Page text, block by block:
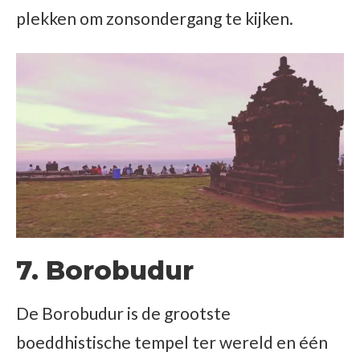
plekken om zonsondergang te kijken.
7. Borobudur
De Borobudur is de grootste
boeddhistische tempel ter wereld en één